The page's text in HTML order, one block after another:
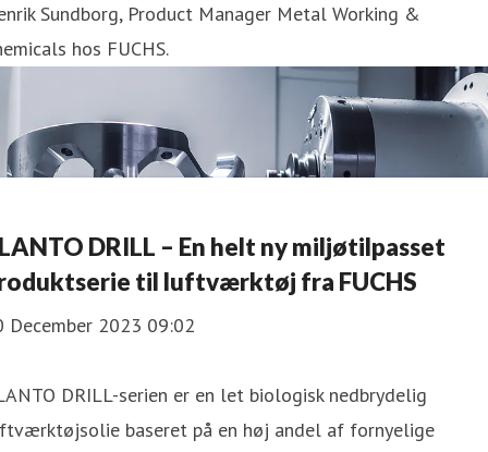
Sundborg, Product Manager Metal Working &
hos FUCHS.
DRILL – En helt ny miljøtilpasset
til luftværktøj fra FUCHS
December 2023 09:02
DRILL-serien er en let biologisk nedbrydelig
baseret på en høj andel af fornyelige